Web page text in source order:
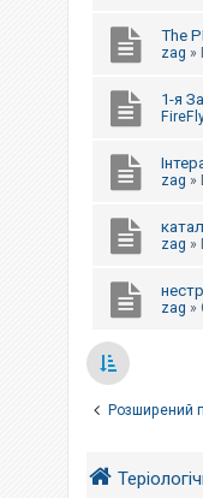
The
zag »
1-я
zag »
zag »
zag »
Розширений